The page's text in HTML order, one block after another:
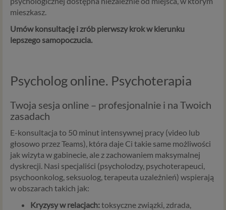
mieszkasz.
Umów konsultację i zrób pierwszy krok w kierunku
lepszego samopoczucia.
Psycholog online. Psychoterapia
Twoja sesja online – profesjonalnie i na Twoich
zasadach
E-konsultacja to 50 minut intensywnej pracy (video lub
głosowo przez Teams), która daje Ci takie same możliwości
jak wizyta w gabinecie, ale z zachowaniem maksymalnej
dyskrecji. Nasi specjaliści (psycholodzy, psychoterapeuci,
psychoonkolog, seksuolog, terapeuta uzależnień) wspierają
w obszarach takich jak:
Kryzysy w relacjach:toksyczne związki, zdrada,